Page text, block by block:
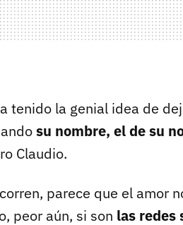
tenido la genial idea de
su nombre, el de su
Claudio.
parece que el amor
peor aún, si son las redes